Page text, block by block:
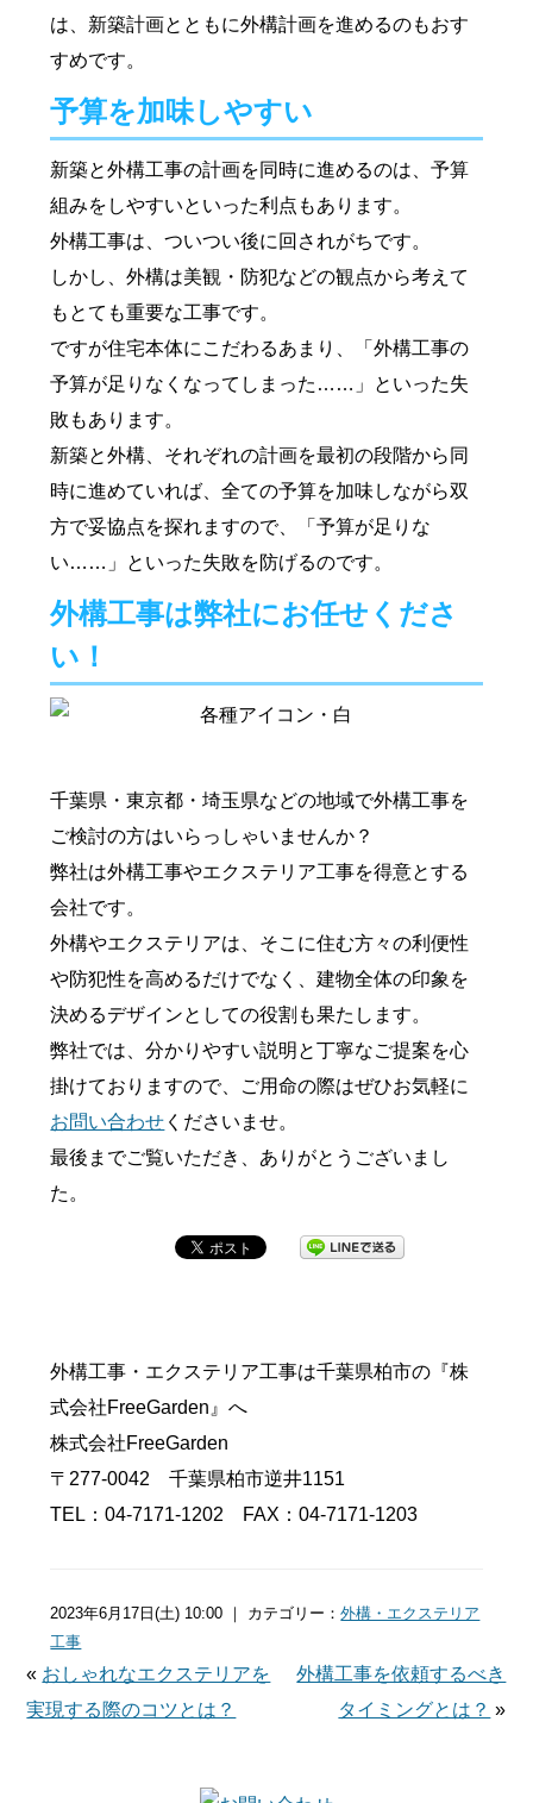
は、新築計画とともに外構計画を進めるのもおす
すめです。
予算を加味しやすい
新築と外構工事の計画を同時に進めるのは、予算
組みをしやすいといった利点もあります。
外構工事は、ついつい後に回されがちです。
しかし、外構は美観・防犯などの観点から考えて
もとても重要な工事です。
ですが住宅本体にこだわるあまり、「外構工事の
予算が足りなくなってしまった……」といった失
敗もあります。
新築と外構、それぞれの計画を最初の段階から同
時に進めていれば、全ての予算を加味しながら双
方で妥協点を探れますので、「予算が足りな
い……」といった失敗を防げるのです。
外構工事は弊社にお任せくださ
い！
千葉県・東京都・埼玉県などの地域で外構工事を
ご検討の方はいらっしゃいませんか？
弊社は外構工事やエクステリア工事を得意とする
会社です。
外構やエクステリアは、そこに住む方々の利便性
や防犯性を高めるだけでなく、建物全体の印象を
決めるデザインとしての役割も果たします。
弊社では、分かりやすい説明と丁寧なご提案を心
掛けておりますので、ご用命の際はぜひお気軽に
お問い合わせ くださいませ。
最後までご覧いただき、ありがとうございまし
た。
外構工事・エクステリア工事は千葉県柏市の『株
式会社FreeGarden』へ
株式会社FreeGarden
〒277-0042 千葉県柏市逆井1151
TEL：04-7171-1202 FAX：04-7171-1203
2023年6月17日(土) 10:00 ｜ カテゴリー：外構・エクステリア
工事
« おしゃれなエクステリアを
実現する際のコツとは？
外構工事を依頼するべき
タイミングとは？ »